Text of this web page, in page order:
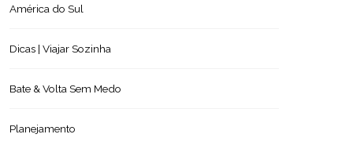
América do Sul
Dicas | Viajar Sozinha
Bate & Volta Sem Medo
Planejamento